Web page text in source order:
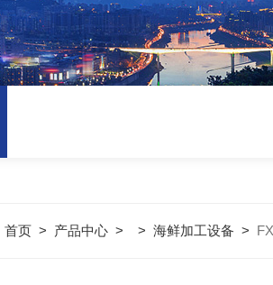
首页> 产品中心> > 海鲜加工设备 >